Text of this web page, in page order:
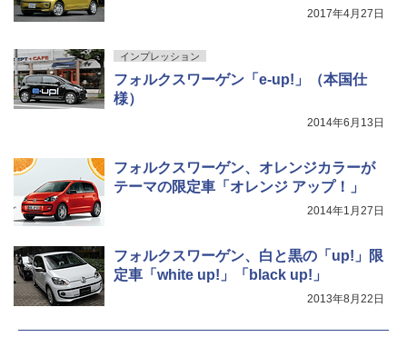
2017年4月27日
インプレッション
フォルクスワーゲン「e-up!」（本国仕
様）
2014年6月13日
フォルクスワーゲン、オレンジカラーが
テーマの限定車「オレンジ アップ！」
2014年1月27日
フォルクスワーゲン、白と黒の「up!」限
定車「white up!」「black up!」
2013年8月22日